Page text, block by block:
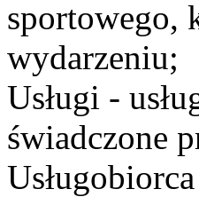
sportowego,
wydarzeniu;
Usługi -
świadczone